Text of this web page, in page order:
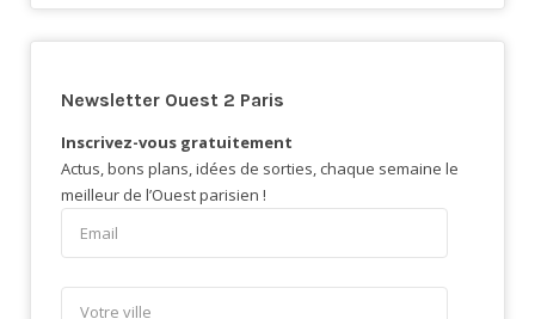
Newsletter Ouest 2 Paris
Inscrivez-vous gratuitement
Actus, bons plans, idées de sorties, chaque semaine le
meilleur de l’Ouest parisien !